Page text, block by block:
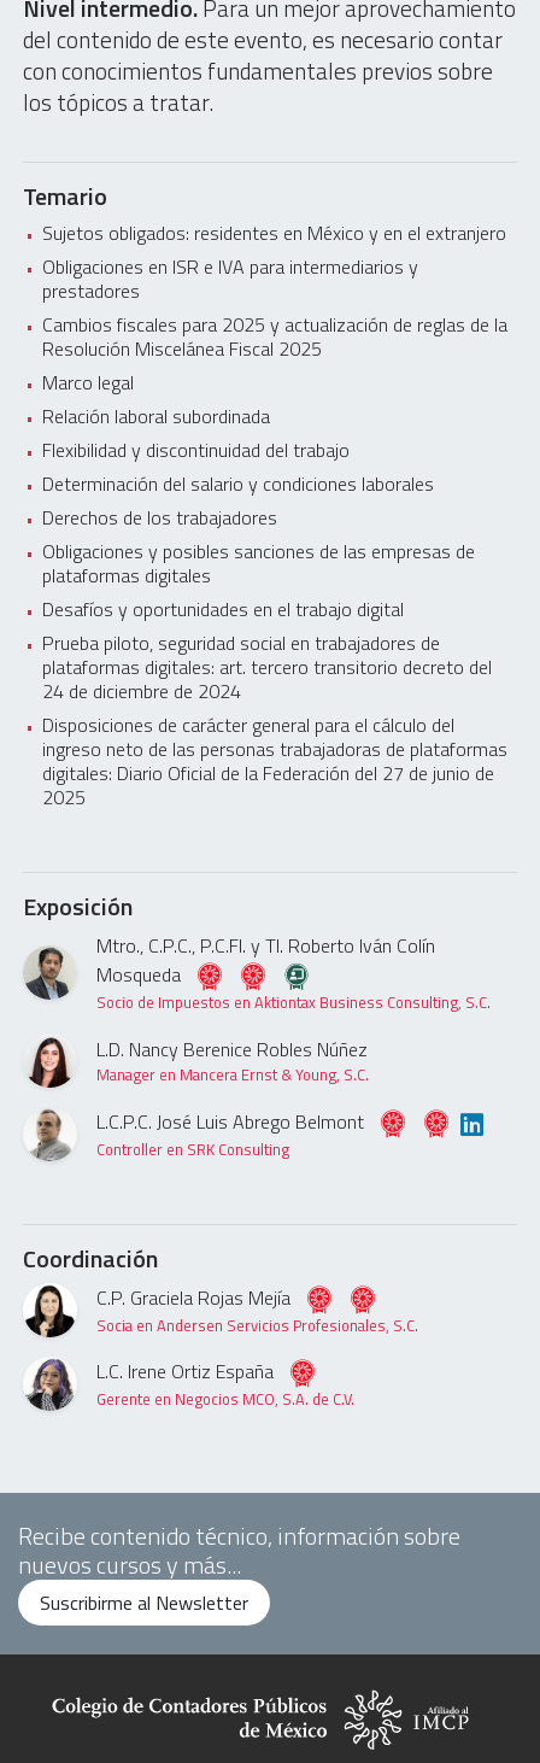
Para un mejor aprovechamiento
del contenido de este evento, es necesario contar
con conocimientos fundamentales previos sobre
los tópicos a tratar.
Temario
Sujetos obligados: residentes en México y en el extranjero
Obligaciones en ISR e IVA para intermediarios y
prestadores
Cambios fiscales para 2025 y actualización de reglas de la
Resolución Miscelánea Fiscal 2025
Marco legal
Relación laboral subordinada
Flexibilidad y discontinuidad del trabajo
Determinación del salario y condiciones laborales
Derechos de los trabajadores
Obligaciones y posibles sanciones de las empresas de
plataformas digitales
Desafíos y oportunidades en el trabajo digital
Prueba piloto, seguridad social en trabajadores de
plataformas digitales: art. tercero transitorio decreto del
24 de diciembre de 2024
Disposiciones de carácter general para el cálculo del
ingreso neto de las personas trabajadoras de plataformas
digitales: Diario Oficial de la Federación del 27 de junio de
2025
Exposición
Mtro., C.P.C., P.C.FI. y TI. Roberto Iván Colín
Mosqueda
Socio de Impuestos en Aktiontax Business Consulting, S.C.
L.D. Nancy Berenice Robles Núñez
Manager en Mancera Ernst & Young, S.C.
L.C.P.C. José Luis Abrego Belmont
Controller en SRK Consulting
Coordinación
C.P. Graciela Rojas Mejía
Socia en Andersen Servicios Profesionales, S.C.
L.C. Irene Ortiz España
Gerente en Negocios MCO, S.A. de C.V.
Recibe contenido técnico, información sobre
nuevos cursos y más...
Suscribirme al Newsletter